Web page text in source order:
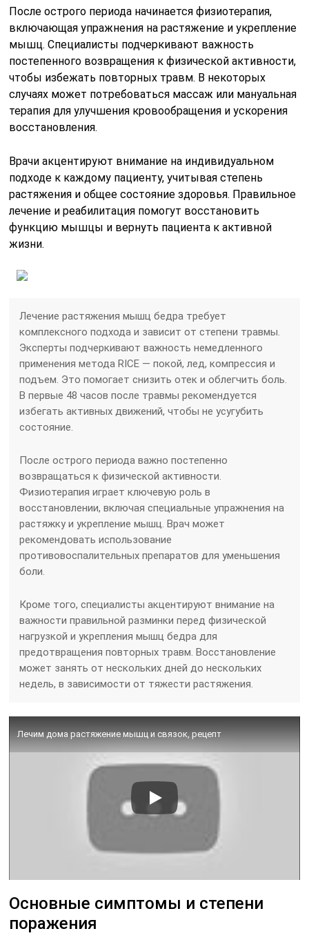
После острого периода начинается физиотерапия,
включающая упражнения на растяжение и укрепление
мышц. Специалисты подчеркивают важность
постепенного возвращения к физической активности,
чтобы избежать повторных травм. В некоторых
случаях может потребоваться массаж или мануальная
терапия для улучшения кровообращения и ускорения
восстановления.
Врачи акцентируют внимание на индивидуальном
подходе к каждому пациенту, учитывая степень
растяжения и общее состояние здоровья. Правильное
лечение и реабилитация помогут восстановить
функцию мышцы и вернуть пациента к активной
жизни.
Лечение растяжения мышц бедра требует
комплексного подхода и зависит от степени травмы.
Эксперты подчеркивают важность немедленного
применения метода RICE — покой, лед, компрессия и
подъем. Это помогает снизить отек и облегчить боль.
В первые 48 часов после травмы рекомендуется
избегать активных движений, чтобы не усугубить
состояние.
После острого периода важно постепенно
возвращаться к физической активности.
Физиотерапия играет ключевую роль в
восстановлении, включая специальные упражнения на
растяжку и укрепление мышц. Врач может
рекомендовать использование
противовоспалительных препаратов для уменьшения
боли.
Кроме того, специалисты акцентируют внимание на
важности правильной разминки перед физической
нагрузкой и укрепления мышц бедра для
предотвращения повторных травм. Восстановление
может занять от нескольких дней до нескольких
недель, в зависимости от тяжести растяжения.
Лечим дома растяжение мышц и связок, рецепт
Основные симптомы и степени
поражения